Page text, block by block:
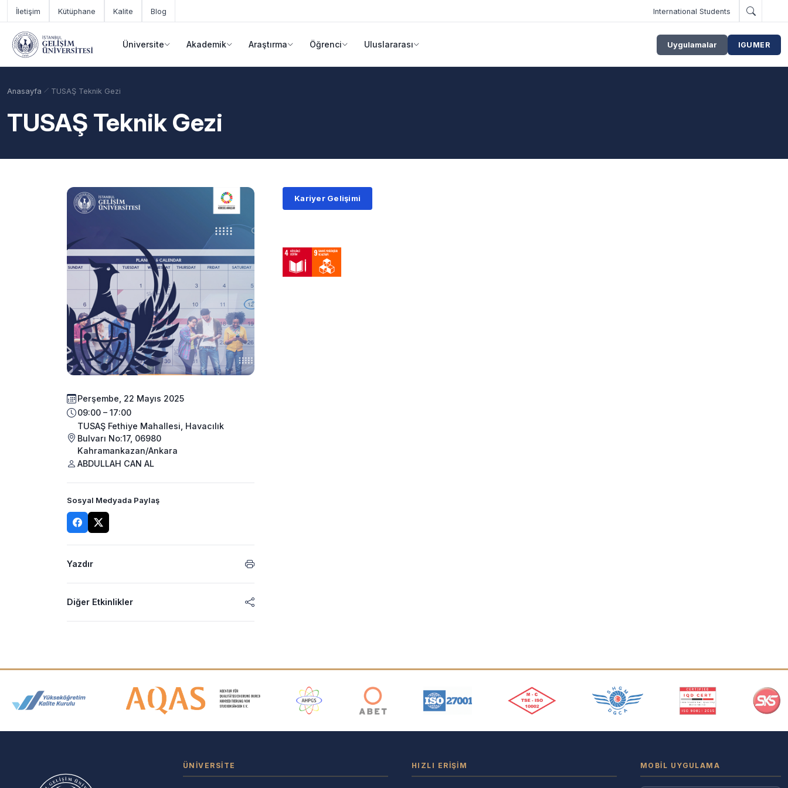
Ana içeriğe geç
İletişim Kütüphane Kalite Blog International Students
Üniversite Akademik Araştırma Öğrenci Uluslararası Uygulamalar IGUMER
Anasayfa TUSAŞ Teknik Gezi
TUSAŞ Teknik Gezi
Perşembe, 22 Mayıs 2025
09:00 – 17:00
TUSAŞ Fethiye Mahallesi, Havacılık
Bulvarı No:17, 06980
Kahramankazan/Ankara
ABDULLAH CAN AL
Sosyal Medyada Paylaş
Yazdır
Diğer Etkinlikler
Kariyer Gelişimi
Akreditasyon ve Üyelik Logoları
ÜNIVERSITE HIZLI ERIŞIM MOBIL UYGULAMA